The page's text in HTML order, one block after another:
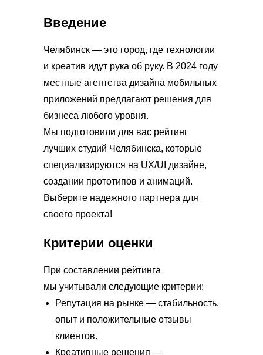
Критерии оценки
При составлении рейтинга
мы учитывали следующие критерии:
Репутация на рынке — стабильность,
опыт и положительные отзывы
клиентов.
Креативные решения —
Введение
Челябинск — это город, где технологии
и креатив идут рука об руку. В 2024 году
местные агентства дизайна мобильных
приложений предлагают решения для
бизнеса любого уровня.
Мы подготовили для вас рейтинг
лучших студий Челябинска, которые
специализируются на UX/UI дизайне,
создании прототипов и анимаций.
Выберите надежного партнера для
своего проекта!